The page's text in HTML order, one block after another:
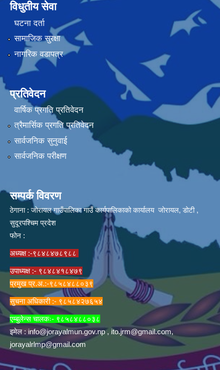
विधुतीय सेवा
घटना दर्ता
सामाजिक सुरक्षा
नागरिक वडापत्र
प्रतिवेदन
वार्षिक प्रगति प्रतिवेदन
त्रैमार्सिक प्रगति प्रतिवेदन
सार्वजनिक सुनुवाई
सार्वजनिक परीक्षण
सम्पर्क विवरण
ठेगाना : जोरायल गाउँपालिका गाउँ कार्यपालिकाको कार्यालय जोरायल, डोटी ,
सुदूरपश्चिम प्रदेश
फोन :
अध्यक्ष :-९८४८४७८९८८
उपाध्यक्ष :- ९८४८४१८४७९
प्रमुख प्र.अ.:-९८५८४८८०३९
सुचना अधिकारी :- ९८५८४२७६५४
एम्बुलेन्स चालकः- ९८५८४८८०३८
इमेल : info@jorayalmun.gov.np, ito.jrm@gmail.com,
jorayalrlmp@gmail.com